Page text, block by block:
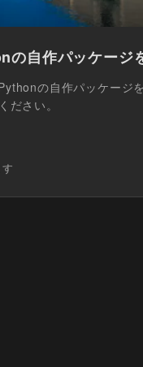
自作パッケージ
の自作パッケージ
ださい。